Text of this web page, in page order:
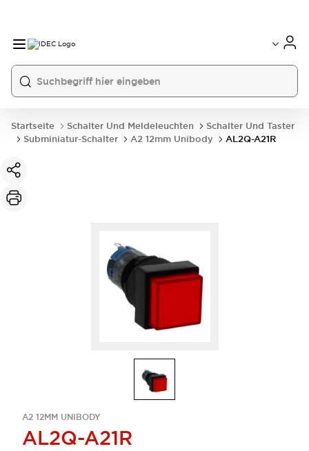
Startseite Schalter Und Meldeleuchten
Schalter Und Taster
Subminiatur-Schalter
A2 12mm Unibody AL2Q-A21R
A2 12MM UNIBODY
AL2Q-A21R